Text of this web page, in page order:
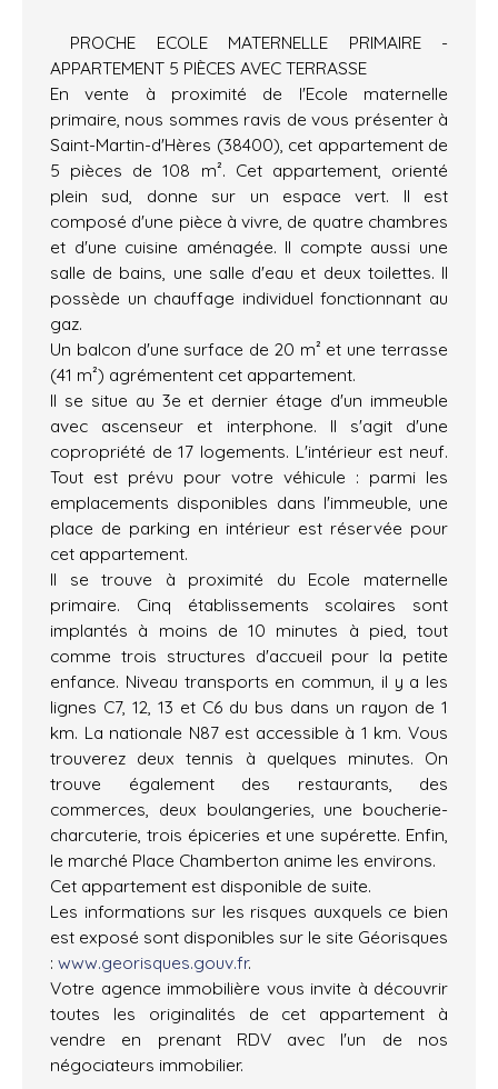
PROCHE ECOLE MATERNELLE PRIMAIRE -
APPARTEMENT 5 PIÈCES AVEC TERRASSE
En vente à proximité de l'Ecole maternelle
primaire, nous sommes ravis de vous présenter à
Saint-Martin-d'Hères (38400), cet appartement de
5 pièces de 108 m². Cet appartement, orienté
plein sud, donne sur un espace vert. Il est
composé d'une pièce à vivre, de quatre chambres
et d'une cuisine aménagée. Il compte aussi une
salle de bains, une salle d'eau et deux toilettes. Il
possède un chauffage individuel fonctionnant au
gaz.
Un balcon d'une surface de 20 m² et une terrasse
(41 m²) agrémentent cet appartement.
Il se situe au 3e et dernier étage d'un immeuble
avec ascenseur et interphone. Il s'agit d'une
copropriété de 17 logements. L'intérieur est neuf.
Tout est prévu pour votre véhicule : parmi les
emplacements disponibles dans l'immeuble, une
place de parking en intérieur est réservée pour
cet appartement.
Il se trouve à proximité du Ecole maternelle
primaire. Cinq établissements scolaires sont
implantés à moins de 10 minutes à pied, tout
comme trois structures d'accueil pour la petite
enfance. Niveau transports en commun, il y a les
lignes C7, 12, 13 et C6 du bus dans un rayon de 1
km. La nationale N87 est accessible à 1 km. Vous
trouverez deux tennis à quelques minutes. On
trouve également des restaurants, des
commerces, deux boulangeries, une boucherie-
charcuterie, trois épiceries et une supérette. Enfin,
le marché Place Chamberton anime les environs.
Cet appartement est disponible de suite.
Les informations sur les risques auxquels ce bien
est exposé sont disponibles sur le site Géorisques
: www.georisques.gouv.fr.
Votre agence immobilière vous invite à découvrir
toutes les originalités de cet appartement à
vendre en prenant RDV avec l'un de nos
négociateurs immobilier.